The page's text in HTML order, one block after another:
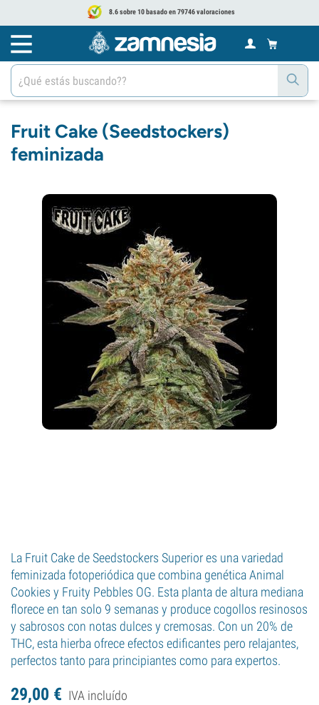
8.6 sobre 10 basado en 79746 valoraciones
Fruit Cake (Seedstockers)
feminizada
La Fruit Cake de Seedstockers Superior es una variedad
feminizada fotoperiódica que combina genética Animal
Cookies y Fruity Pebbles OG. Esta planta de altura mediana
florece en tan solo 9 semanas y produce cogollos resinosos
y sabrosos con notas dulces y cremosas. Con un 20% de
THC, esta hierba ofrece efectos edificantes pero relajantes,
perfectos tanto para principiantes como para expertos.
29,00 € IVA incluído